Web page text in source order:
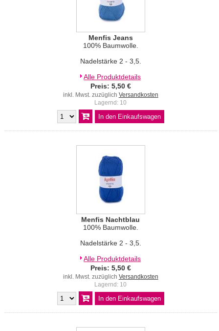
Menfis Jeans
100% Baumwolle.
Nadelstärke 2 - 3,5.
Alle Produktdetails
Preis: 5,50 €
inkl. Mwst. zuzüglich Versandkosten
Lagernd: 10
Menfis Nachtblau
100% Baumwolle.
Nadelstärke 2 - 3,5.
Alle Produktdetails
Preis: 5,50 €
inkl. Mwst. zuzüglich Versandkosten
Lagernd: 10